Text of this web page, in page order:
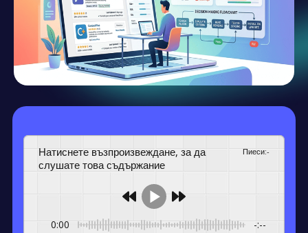
Натиснете възпроизвеждане, за да
слушате това съдържание
Пиеси:-
0:00 -:--